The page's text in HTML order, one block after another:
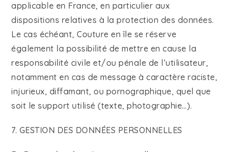
applicable en France, en particulier aux
dispositions relatives à la protection des données.
Le cas échéant, Couture en île se réserve
également la possibilité de mettre en cause la
responsabilité civile et/ou pénale de l’utilisateur,
notamment en cas de message à caractère raciste,
injurieux, diffamant, ou pornographique, quel que
soit le support utilisé (texte, photographie…).
7. GESTION DES DONNÉES PERSONNELLES